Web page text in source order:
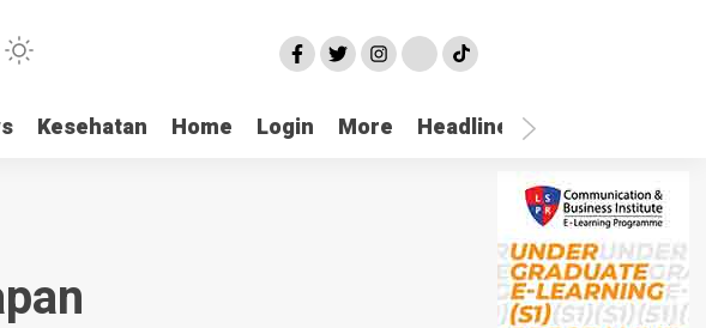
Kesehatan Home Login More Headline Selatpanjang